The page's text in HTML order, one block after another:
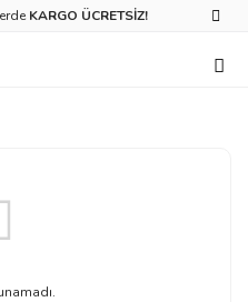
KARGO ÜCRETSİZ!